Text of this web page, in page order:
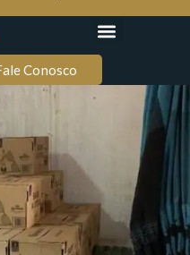
Conosco